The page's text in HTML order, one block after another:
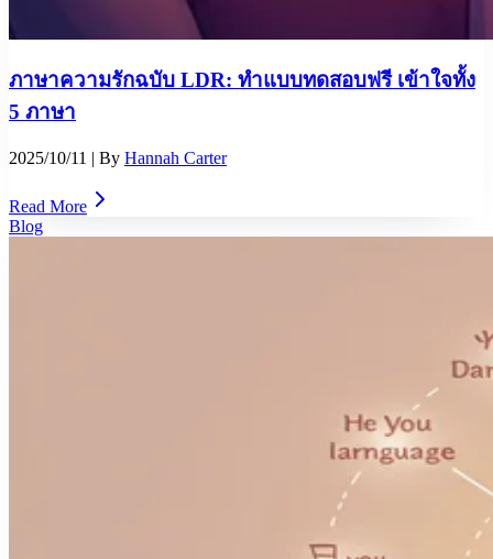
ภาษาความรักฉบับ LDR: ทำแบบทดสอบฟรี เข้าใจทั้ง
5 ภาษา
2025/10/11 | By Hannah Carter
Read More
Blog